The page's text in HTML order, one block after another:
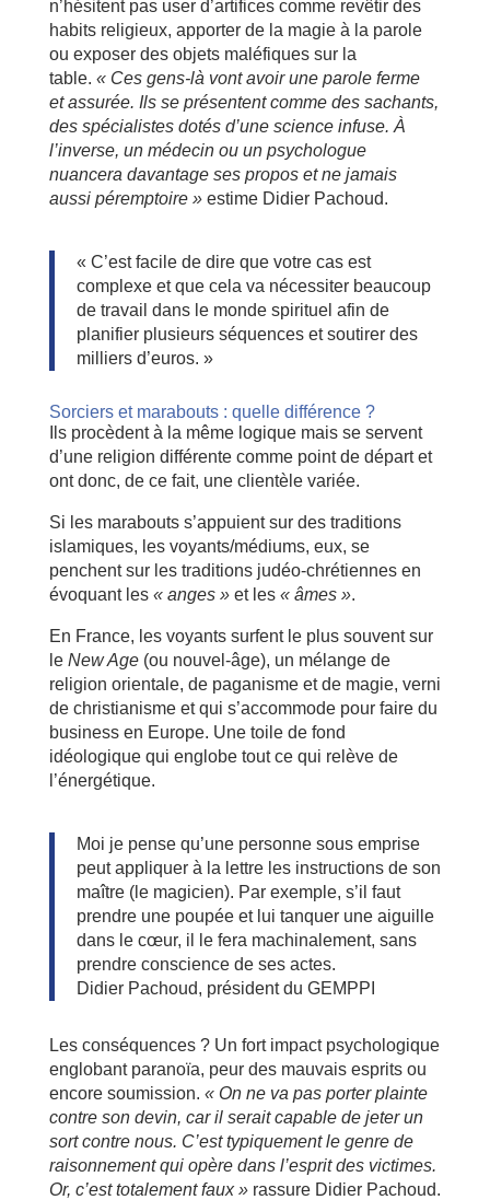
n’hésitent pas user d’artifices comme revêtir des
habits religieux, apporter de la magie à la parole
ou exposer des objets maléfiques sur la
table. « Ces gens-là vont avoir une parole ferme
et assurée. Ils se présentent comme des sachants,
des spécialistes dotés d’une science infuse. À
l’inverse, un médecin ou un psychologue
nuancera davantage ses propos et ne jamais
aussi péremptoire » estime Didier Pachoud.
« C’est facile de dire que votre cas est
complexe et que cela va nécessiter beaucoup
de travail dans le monde spirituel afin de
planifier plusieurs séquences et soutirer des
milliers d’euros. »
Sorciers et marabouts : quelle différence ?
Ils procèdent à la même logique mais se servent
d’une religion différente comme point de départ et
ont donc, de ce fait, une clientèle variée.
Si les marabouts s’appuient sur des traditions
islamiques, les voyants/médiums, eux, se
penchent sur les traditions judéo-chrétiennes en
évoquant les « anges »et les « âmes ».
En France, les voyants surfent le plus souvent sur
le New Age (ou nouvel-âge), un mélange de
religion orientale, de paganisme et de magie, verni
de christianisme et qui s’accommode pour faire du
business en Europe. Une toile de fond
idéologique qui englobe tout ce qui relève de
l’énergétique.
Moi je pense qu’une personne sous emprise
peut appliquer à la lettre les instructions de son
maître (le magicien). Par exemple, s’il faut
prendre une poupée et lui tanquer une aiguille
dans le cœur, il le fera machinalement, sans
prendre conscience de ses actes.
Didier Pachoud, président du GEMPPI
Les conséquences ? Un fort impact psychologique
englobant paranoïa, peur des mauvais esprits ou
encore soumission. « On ne va pas porter plainte
contre son devin, car il serait capable de jeter un
sort contre nous. C’est typiquement le genre de
raisonnement qui opère dans l’esprit des victimes.
Or, c’est totalement faux »rassure Didier Pachoud.